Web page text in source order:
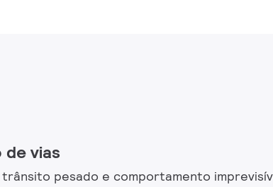
vias
pesado e comportamento